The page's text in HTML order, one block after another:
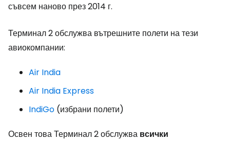
съвсем наново през 2014 г.
Терминал 2 обслужва вътрешните полети на тези
авиокомпании:
Air India
Air India Express
IndiGo (избрани полети)
Освен това Терминал 2 обслужва всички